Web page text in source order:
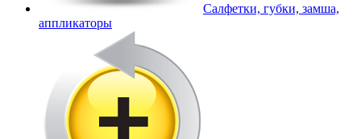
Салфетки, губки, замша,
аппликаторы